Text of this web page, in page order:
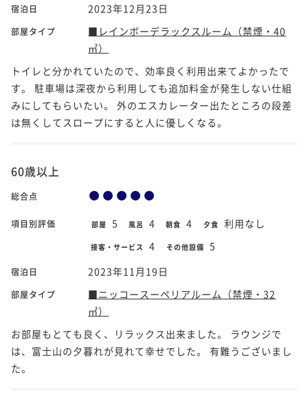
宿泊日 2023年12月23日
部屋タイプ
■レインボーデラックスルーム（禁煙・40
㎡）
トイレと分かれていたので、効率良く利用出来てよかったで
す。 駐車場は深夜から利用しても追加料金が発生しない仕組
みにしてもらいたい。 外のエスカレーター出たところの段差
は無くしてスロープにすると人に優しくなる。
60歳以上
総合点
項目別評価 部屋 5 風呂 4 朝食 4 夕食 利用なし
接客・サービス 4 その他設備 5
宿泊日 2023年11月19日
部屋タイプ
■ニッコースーペリアルーム（禁煙・32
㎡）
お部屋もとても良く、リラックス出来ました。 ラウンジで
は、富士山の夕暮れが見れて幸せでした。 有難うございまし
た。